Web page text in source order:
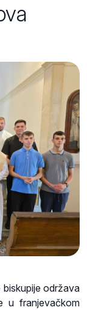
održava
u franjevačkom